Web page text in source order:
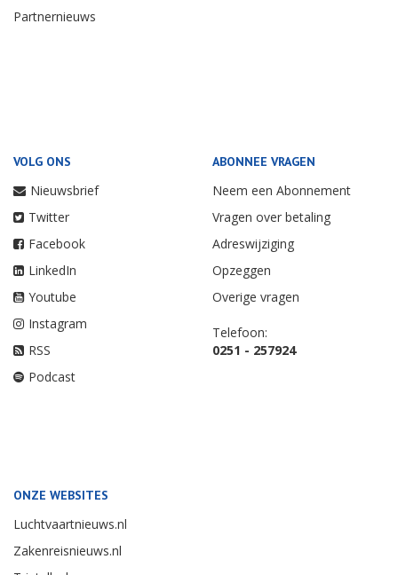
Partnernieuws
VOLG ONS
Nieuwsbrief
Twitter
Facebook
LinkedIn
Youtube
Instagram
RSS
Podcast
ABONNEE VRAGEN
Neem een Abonnement
Vragen over betaling
Adreswijziging
Opzeggen
Overige vragen
Telefoon:
0251 - 257924
ONZE WEBSITES
Luchtvaartnieuws.nl
Zakenreisnieuws.nl